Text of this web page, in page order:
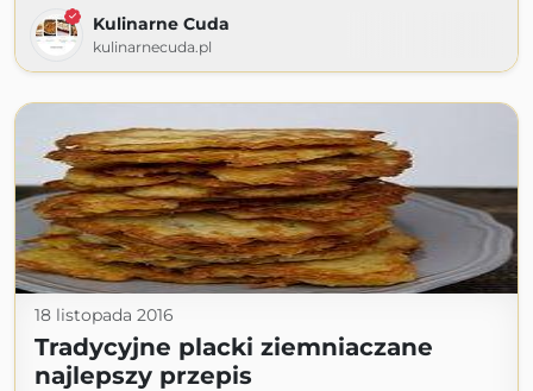
Kulinarne Cuda
kulinarnecuda.pl
18 listopada 2016
Tradycyjne placki ziemniaczane
najlepszy przepis